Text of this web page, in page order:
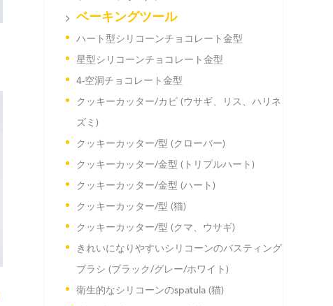
ベーキングツール
ハート型シリコーンチョコレート金型
星型シリコーンチョコレート金型
4-空洞チョコレート金型
クッキーカッター/カビ (ウサギ、リス、ハリネ
ズミ)
クッキーカッター/型 (クローバー)
クッキーカッター/金型 (トリプルハート)
クッキーカッター/金型 (ハート)
クッキーカッター/型 (猫)
クッキーカッター/型 (クマ、ウサギ)
きれいになりやすいシリコーンのバスティング
ブラシ (ブラック/グレー/ホワイト)
衛生的なシリコーンのspatula (猫)